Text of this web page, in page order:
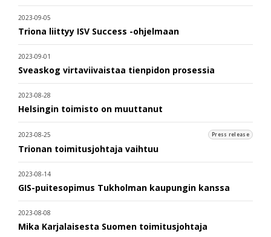
2023-09-05
Triona liittyy ISV Success -ohjelmaan
2023-09-01
Sveaskog virtaviivaistaa tienpidon prosessia
2023-08-28
Helsingin toimisto on muuttanut
2023-08-25 Press release
Trionan toimitusjohtaja vaihtuu
2023-08-14
GIS-puitesopimus Tukholman kaupungin kanssa
2023-08-08
Mika Karjalaisesta Suomen toimitusjohtaja